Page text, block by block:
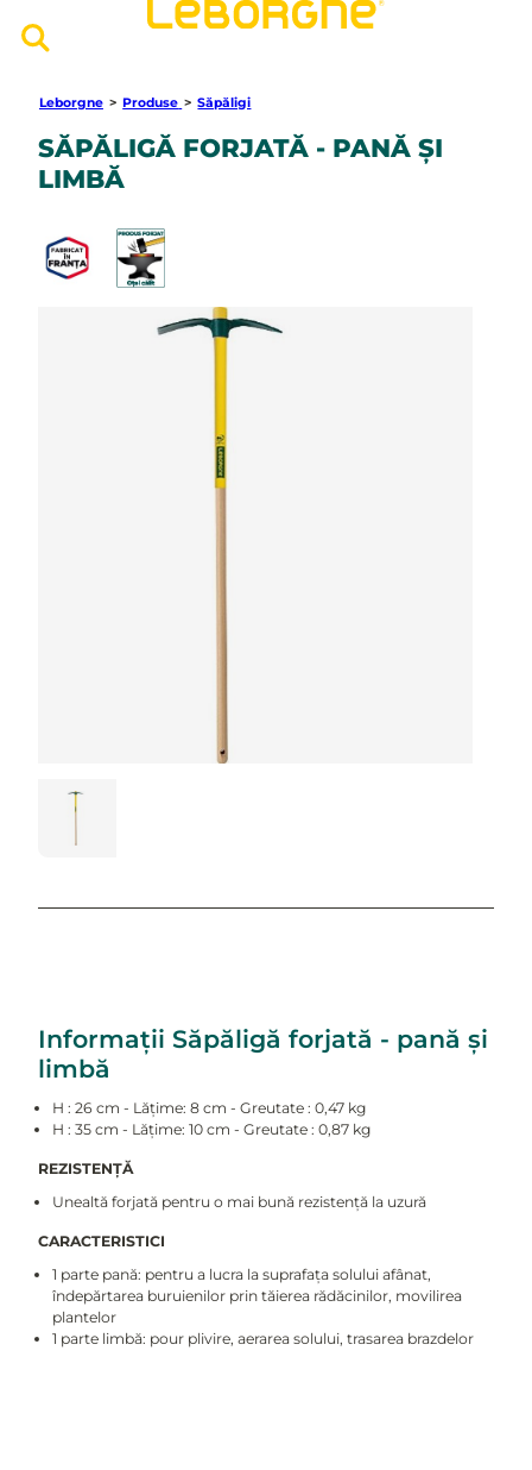
Leborgne > Produse > Săpăligi
SĂPĂLIGĂ FORJATĂ - PANĂ ȘI
LIMBĂ
Informații Săpăligă forjată - pană și
limbă
H : 26 cm - Lățime: 8 cm - Greutate : 0,47 kg
H : 35 cm - Lățime: 10 cm - Greutate : 0,87 kg
REZISTENȚĂ
Unealtă forjată pentru o mai bună rezistență la uzură
CARACTERISTICI
1 parte pană: pentru a lucra la suprafața solului afânat,
îndepărtarea buruienilor prin tăierea rădăcinilor, movilirea
plantelor
1 parte limbă: pour plivire, aerarea solului, trasarea brazdelor